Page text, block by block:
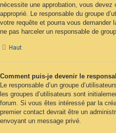
nécessite une approbation, vous devez
approprié. Le responsable du groupe
votre requête et pourra vous demander
ne pas harceler un responsable de
Haut
Comment puis-je devenir le
Le responsable d’un groupe
les groupes d’utilisateurs sont
forum. Si vous êtes intéressé par la
premier contact devrait être un
envoyant un message privé.